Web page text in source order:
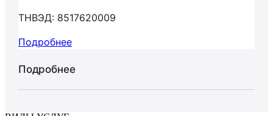
ТНВЭД: 8517620009
Подробнее
Подробнее